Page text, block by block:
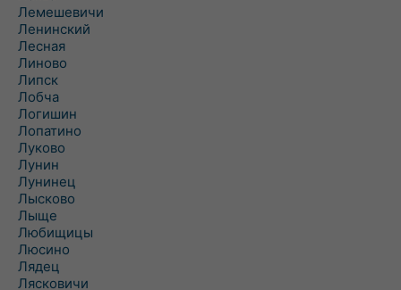
Лемешевичи
Ленинский
Лесная
Линово
Липск
Лобча
Логишин
Лопатино
Луково
Лунин
Лунинец
Лысково
Лыще
Любищицы
Люсино
Лядец
Лясковичи